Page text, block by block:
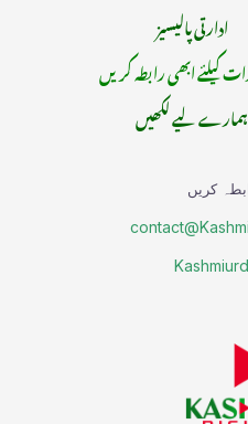
ادارتی پالیسیز
کیلئے ابھی رابطہ کریں
ہمارے لیے لکھیں
کریں